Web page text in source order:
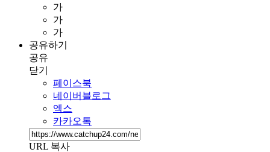
가
가
가
공유하기
공유
닫기
페이스북
네이버블로그
엑스
카카오톡
URL 복사